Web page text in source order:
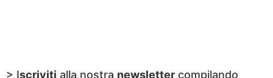
> Iscriviti alla nostra newsletter compilando